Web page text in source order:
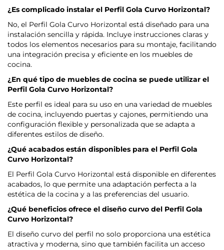
¿Es complicado instalar el Perfil Gola Curvo Horizontal?
No, el Perfil Gola Curvo Horizontal está diseñado para una
instalación sencilla y rápida. Incluye instrucciones claras y
todos los elementos necesarios para su montaje, facilitando
una integración precisa y eficiente en los muebles de
cocina.
¿En qué tipo de muebles de cocina se puede utilizar el
Perfil Gola Curvo Horizontal?
Este perfil es ideal para su uso en una variedad de muebles
de cocina, incluyendo puertas y cajones, permitiendo una
configuración flexible y personalizada que se adapta a
diferentes estilos de diseño.
¿Qué acabados están disponibles para el Perfil Gola
Curvo Horizontal?
El Perfil Gola Curvo Horizontal está disponible en diferentes
acabados, lo que permite una adaptación perfecta a la
estética de la cocina y a las preferencias del usuario.
¿Qué beneficios ofrece el diseño curvo del Perfil Gola
Curvo Horizontal?
El diseño curvo del perfil no solo proporciona una estética
atractiva y moderna, sino que también facilita un acceso